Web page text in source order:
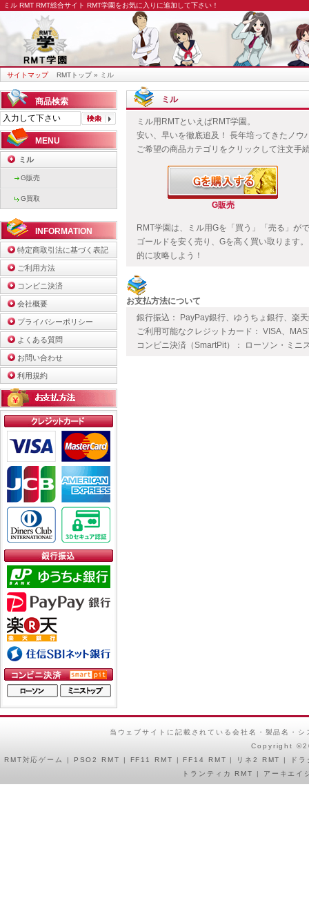
ミル RMT RMT総合サイト RMT学園をお気に入りに追加して下さい！
サイトマップ RMTトップ» ミル
商品検索
MENU
ミル
G販売
G買取
INFORMATION
特定商取引法に基づく表記
ご利用方法
コンビニ決済
会社概要
プライバシーポリシー
よくある質問
お問い合わせ
利用規約
ミル
ミル用RMTといえばRMT学園。
安い、早いを徹底追及！ 長年培ってきたノ
ご希望の商品カテゴリをクリックして注文手
G販売
RMT学園は、ミル用Gを「買う」「売る」が
ゴールドを安く売り、Gを高く買い取ります
的に攻略しよう！
お支払方法について
銀行振込： PayPay銀行、ゆうちょ銀行、楽
ご利用可能なクレジットカード： VISA、
コンビニ決済（SmartPit）： ローソン・ミニ
当ウェブサイトに記載されている会社名・製品名・
Copyright
RMT対応ゲーム | PSO2 RMT | FF11 RMT |FF14 RMT | リネ2 RMT |
ド
トランティカ RMT
| アーキエイ